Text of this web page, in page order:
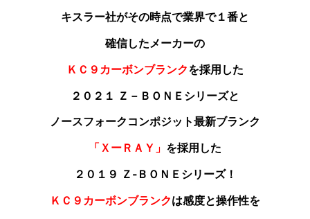
キスラー社がその時点で業界で１番と
確信したメーカーの
ＫＣ９カーボンブランクを採用した
２０２１ Ｚ－ＢＯＮＥシリーズと
ノースフォークコンポジット最新ブランク
「ＸーＲＡＹ」 を採用した
２０１９ Ｚ‐ＢＯＮＥシリーズ！
ＫＣ９カーボンブランクは感度と操作性を